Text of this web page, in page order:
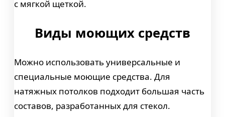
с мягкой щеткой.
Виды моющих средств
Можно использовать универсальные и
специальные моющие средства. Для
натяжных потолков подходит большая часть
составов, разработанных для стекол.